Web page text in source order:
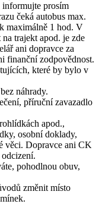
prosím
čeká autobus max.
maximálně 1 hod. V
trajekt apod. je zde
ani dopravce za
finanční zodpovědnost.
které by bylo v
náhrady.
příruční zavazadlo
apod.,
osobní doklady,
věci. Dopravce ani CK
pohodlnou obuv,
změnit místo